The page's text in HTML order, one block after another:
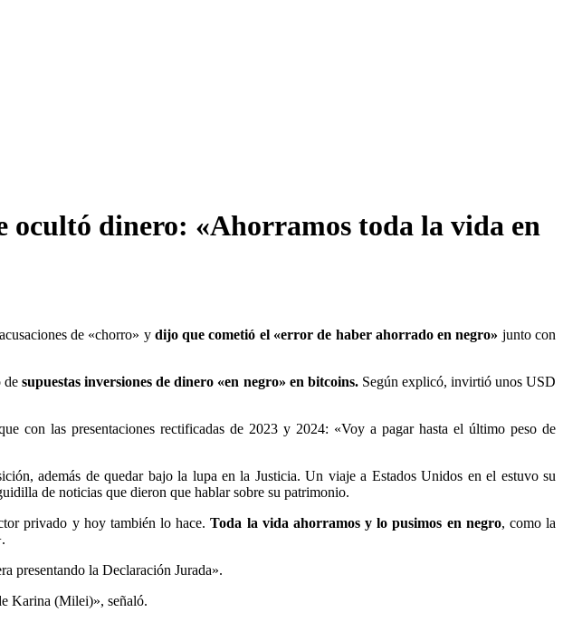
dinero: «Ahorramos toda la vida en
de «chorro» ydijo que cometió el «error de haber ahorrado en negro» junto con
desupuestas inversiones de dinero «en negro» en bitcoins.Según explicó, invirtió unos USD
con las presentaciones rectificadas de 2023 y 2024: «Voy a pagar hasta el último peso de
además de quedar bajo la lupa en la Justicia. Un viaje a Estados Unidos en el estuvo su
de noticias que dieron que hablar sobre su patrimonio.
privado y hoy también lo hace.Toda la vida ahorramos y lo pusimos en negro, como la
presentando la Declaración Jurada».
Karina (Milei)», señaló.